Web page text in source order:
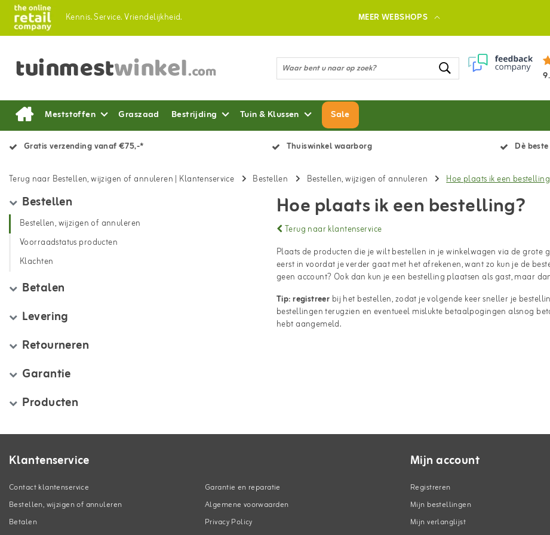
Kennis.Service.Vriendelijkheid. MEER WEBSHOPS
Meststoffen Graszaad Bestrijding Tuin & Klussen Sale
Gratis verzending vanaf €75,-* Thuiswinkel waarborg Dè
Terug naar Bestellen, wijzigen of annuleren | Klantenservice Bestellen Bestellen, wijzigen of annuleren Hoe plaats ik een
Bestellen
Bestellen, wijzigen of annuleren
Voorraadstatus producten
Klachten
Betalen
Levering
Retourneren
Garantie
Producten
Hoe plaats ik een bestelling?
Terug naar klantenservice
Plaats de producten die je wilt bestellen in je winkelwagen via de grote
eerst in voordat je verder gaat met het afrekenen, want zo kun je de
geen account? Ook dan kun je een bestelling plaatsen als gast, maar
Tip:registreer bij het bestellen, zodat je volgende keer sneller je
bestellingen terugzien en eventueel mislukte betaalpogingen alsnog
hebt aangemeld.
Klantenservice
Contact klantenservice
Bestellen, wijzigen of annuleren
Betalen
Garantie en reparatie
Algemene voorwaarden
Privacy Policy
Mijn account
Registreren
Mijn bestellingen
Mijn verlanglijst